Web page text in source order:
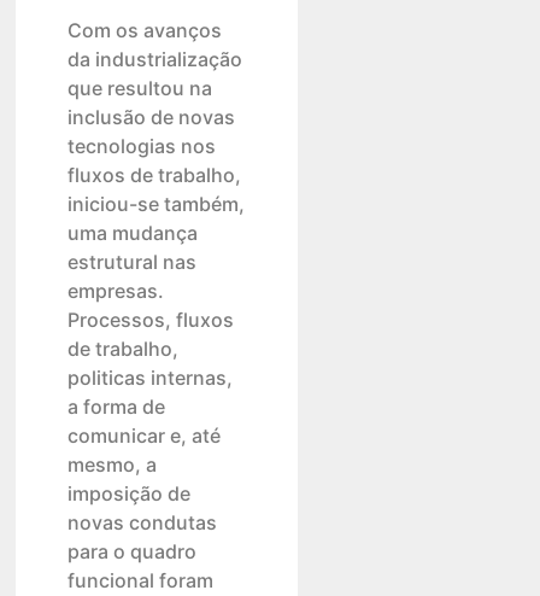
Com os avanços
da industrialização
que resultou na
inclusão de novas
tecnologias nos
fluxos de trabalho,
iniciou-se também,
uma mudança
estrutural nas
empresas.
Processos, fluxos
de trabalho,
politicas internas,
a forma de
comunicar e, até
mesmo, a
imposição de
novas condutas
para o quadro
funcional foram